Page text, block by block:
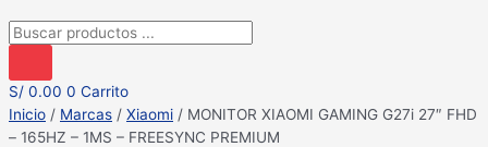
Búsqueda
productos
S/ 0.00 0 Carrito
Inicio / Marcas / Xiaomi / MONITOR XIAOMI GAMING G27i 27″ FHD
– 165HZ – 1MS – FREESYNC PREMIUM